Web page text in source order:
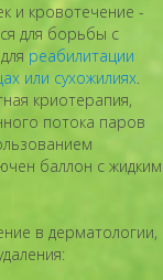
и кровотечение -
для борьбы с
реабилитации
или сухожилиях.
криотерапия,
потока паров
баллон с жидким
в дерматологии,